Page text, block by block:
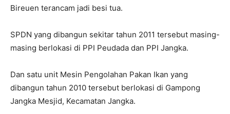
Bireuen terancam jadi besi tua.
SPDN yang dibangun sekitar tahun 2011 tersebut masing-
masing berlokasi di PPI Peudada dan PPI Jangka.
Dan satu unit Mesin Pengolahan Pakan Ikan yang
dibangun tahun 2010 tersebut berlokasi di Gampong
Jangka Mesjid, Kecamatan Jangka.